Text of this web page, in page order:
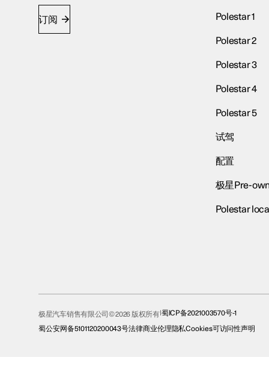
订阅 Polestar 1
Polestar 2
Polestar 3
Polestar 4
Polestar 5
试驾
配置
极星Pre-
Polestar
极星汽车销售有限公司© 2026 版权所有 蜀ICP备2021003570号-1
蜀公安网备5101120200043号法律商业伦理隐私Cookies可访问性声明